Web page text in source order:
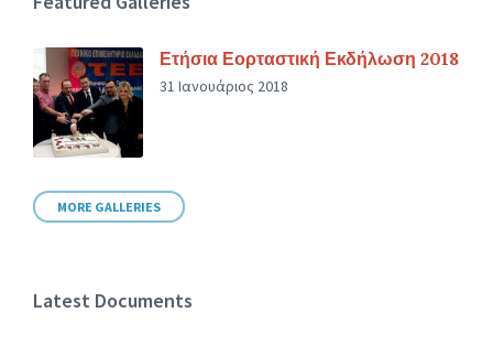
Ετήσια Εορταστική Εκδήλωση 2018
31 Ιανουάριος 2018
MORE GALLERIES
Latest Documents